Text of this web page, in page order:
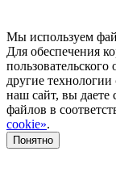
Мы используем
Для обеспечения
другие
наш сайт, вы даете
файлов в
cookie».
Понятно